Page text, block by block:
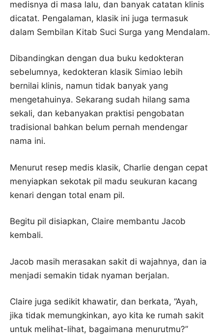
medisnya di masa lalu, dan banyak catatan klinis
dicatat. Pengalaman, klasik ini juga termasuk
dalam Sembilan Kitab Suci Surga yang Mendalam.
Dibandingkan dengan dua buku kedokteran
sebelumnya, kedokteran klasik Simiao lebih
bernilai klinis, namun tidak banyak yang
mengetahuinya. Sekarang sudah hilang sama
sekali, dan kebanyakan praktisi pengobatan
tradisional bahkan belum pernah mendengar
nama ini.
Menurut resep medis klasik, Charlie dengan cepat
menyiapkan sekotak pil madu seukuran kacang
kenari dengan total enam pil.
Begitu pil disiapkan, Claire membantu Jacob
kembali.
Jacob masih merasakan sakit di wajahnya, dan ia
menjadi semakin tidak nyaman berjalan.
Claire juga sedikit khawatir, dan berkata, “Ayah,
jika tidak memungkinkan, ayo kita ke rumah sakit
untuk melihat-lihat, bagaimana menurutmu?”